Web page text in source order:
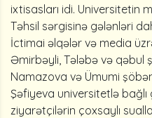
ixtisasları idi. Universitetin
Təhsil sərgisinə gələnləri
İctimai əlqələr və media
Əmirbəyli, Tələbə və qəbul
Namazova və Ümumi
Şəfiyeva universitetlə
ziyarətçilərin çoxsaylı